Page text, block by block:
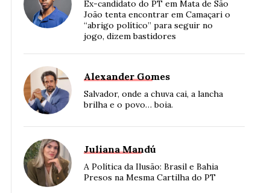
Ex-candidato do PT em Mata de São
João tenta encontrar em Camaçari o
“abrigo político” para seguir no
jogo, dizem bastidores
Alexander Gomes
Salvador, onde a chuva cai, a lancha
brilha e o povo… boia.
Juliana Mandú
A Política da Ilusão: Brasil e Bahia
Presos na Mesma Cartilha do PT